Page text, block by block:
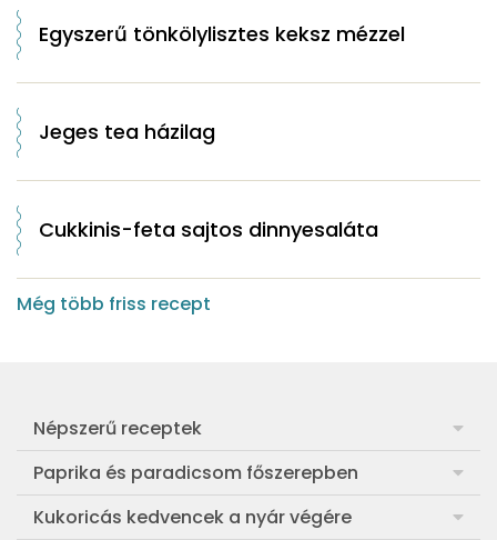
Egyszerű tönkölylisztes keksz mézzel
Jeges tea házilag
Cukkinis-feta sajtos dinnyesaláta
Még több friss recept
Népszerű receptek
Frankfurti leves
Egyszerű muffin
Paprika és paradicsom főszerepben
Pan con Tomate
Kukoricás kedvencek a nyár végére